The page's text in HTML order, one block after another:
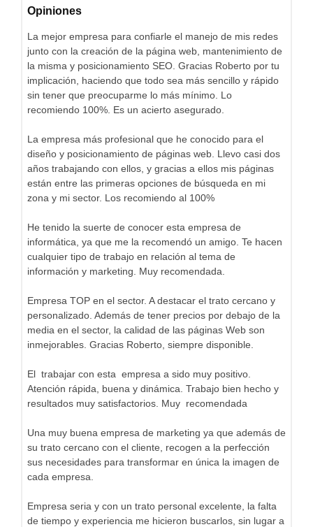
Opiniones
La mejor empresa para confiarle el manejo de mis redes
junto con la creación de la página web, mantenimiento de
la misma y posicionamiento SEO. Gracias Roberto por tu
implicación, haciendo que todo sea más sencillo y rápido
sin tener que preocuparme lo más mínimo. Lo
recomiendo 100%. Es un acierto asegurado.
La empresa más profesional que he conocido para el
diseño y posicionamiento de páginas web. Llevo casi dos
años trabajando con ellos, y gracias a ellos mis páginas
están entre las primeras opciones de búsqueda en mi
zona y mi sector. Los recomiendo al 100%
He tenido la suerte de conocer esta empresa de
informática, ya que me la recomendó un amigo. Te hacen
cualquier tipo de trabajo en relación al tema de
información y marketing. Muy recomendada.
Empresa TOP en el sector. A destacar el trato cercano y
personalizado. Además de tener precios por debajo de la
media en el sector, la calidad de las páginas Web son
inmejorables. Gracias Roberto, siempre disponible.
El trabajar con esta empresa a sido muy positivo.
Atención rápida, buena y dinámica. Trabajo bien hecho y
resultados muy satisfactorios. Muy recomendada
Una muy buena empresa de marketing ya que además de
su trato cercano con el cliente, recogen a la perfección
sus necesidades para transformar en única la imagen de
cada empresa.
Empresa seria y con un trato personal excelente, la falta
de tiempo y experiencia me hicieron buscarlos, sin lugar a